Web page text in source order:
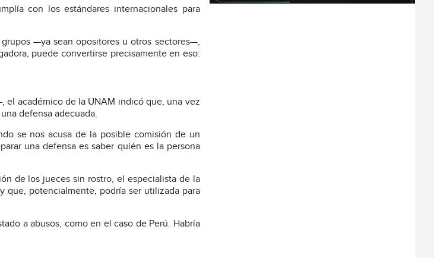
con los estándares internacionales para
—ya sean opositores u otros sectores—,
puede convertirse precisamente en eso:
el académico de la UNAM indicó que, una vez
defensa adecuada.
se nos acusa de la posible comisión de un
una defensa es saber quién es la persona
de los jueces sin rostro, el especialista de la
que, potencialmente, podría ser utilizada para
a abusos, como en el caso de Perú. Habría